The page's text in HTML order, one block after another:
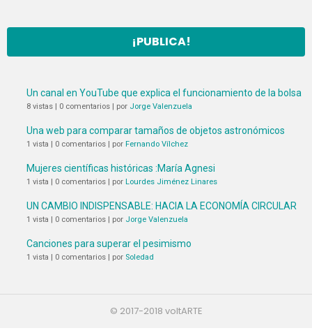
¡PUBLICA!
Un canal en YouTube que explica el funcionamiento de la bolsa
8 vistas | 0 comentarios | por Jorge Valenzuela
Una web para comparar tamaños de objetos astronómicos
1 vista | 0 comentarios | por Fernando Vílchez
Mujeres científicas históricas :María Agnesi
1 vista | 0 comentarios | por Lourdes Jiménez Linares
UN CAMBIO INDISPENSABLE: HACIA LA ECONOMÍA CIRCULAR
1 vista | 0 comentarios | por Jorge Valenzuela
Canciones para superar el pesimismo
1 vista | 0 comentarios | por Soledad
© 2017-2018 voltARTE